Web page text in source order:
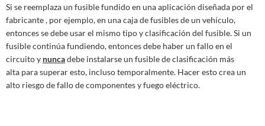
Si se reemplaza un fusible fundido en una aplicación diseñada por el
fabricante , por ejemplo, en una caja de fusibles de un vehículo,
entonces se debe usar el mismo tipo y clasificación del fusible. Si un
fusible continúa fundiendo, entonces debe haber un fallo en el
circuito y nuncadebe instalarse un fusible de clasificación más
alta para superar esto, incluso temporalmente. Hacer esto crea un
alto riesgo de fallo de componentes y fuego eléctrico.